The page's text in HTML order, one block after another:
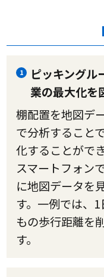
1
ピッキングル
業の最大化を
棚配置を地図デ
で分析すること
化することがで
スマートフォン
に地図データを
す。一例では、
もの歩行距離を
す。